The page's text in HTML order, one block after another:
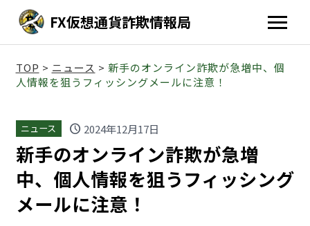
FX仮想通貨詐欺情報局
TOP > ニュース > 新手のオンライン詐欺が急増中、個
人情報を狙うフィッシングメールに注意！
ニュース schedule 2024年12月17日
新手のオンライン詐欺が急増
中、個人情報を狙うフィッシング
メールに注意！